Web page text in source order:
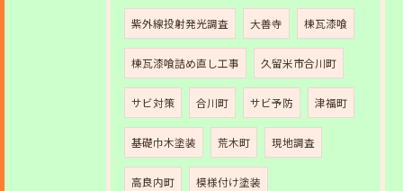
紫外線投射発光調査 大善寺 棟瓦漆喰
棟瓦漆喰詰め直し工事 久留米市合川町
サビ対策 合川町 サビ予防 津福町
基礎巾木塗装 荒木町 現地調査
高良内町 模様付け塗装